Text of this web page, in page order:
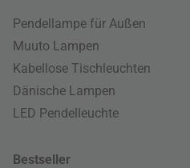
Pendellampe für Außen
Muuto Lampen
Kabellose Tischleuchten
Dänische Lampen
LED Pendelleuchte
Bestseller